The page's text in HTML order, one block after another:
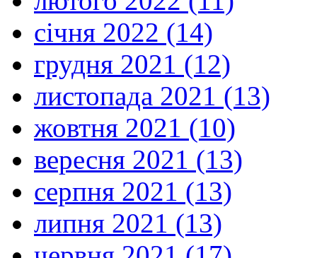
січня 2022 (14)
грудня 2021 (12)
листопада 2021 (13)
жовтня 2021 (10)
вересня 2021 (13)
серпня 2021 (13)
липня 2021 (13)